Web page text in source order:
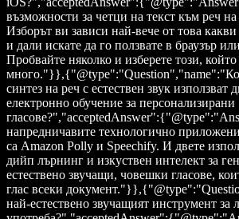
възможности за четци на текст към реч
Изборът ви зависи най-вече от това
и дали искате да го ползвате в браузър
Пробвайте няколко и изберете този,
синтез на реч с естествен звук
електронно обучение за персонализирани
напредничавите технологично
са Amazon Polly и Speechify. И двете
дийп лърнинг и изкуствен интелект за
естествено звучащи, човешки гласове,
глас всеки
най-естествено звучащият инструмент за